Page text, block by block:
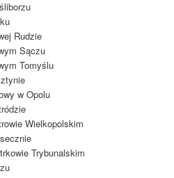
Rudzie
Sączu
Tomyślu
w Opolu
Wielkopolskim
Trybunalskim